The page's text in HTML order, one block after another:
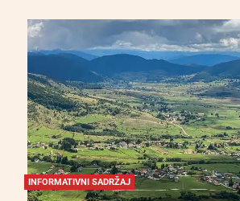
INFORMATIVNI SADRŽAJ